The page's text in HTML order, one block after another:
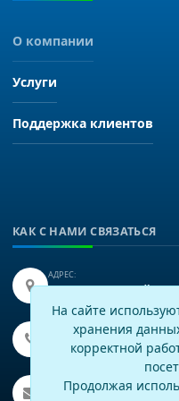
О компании
Услуги
Поддержка клиентов
КАК С НАМИ СВЯЗАТЬСЯ
АДРЕС:
Иркутск, улица
ТЕЛЕФОН:
+7(3952)43-60-16
EMAIL:
info@virtech.ru
На сайте
хранения
корректной
Продолжая